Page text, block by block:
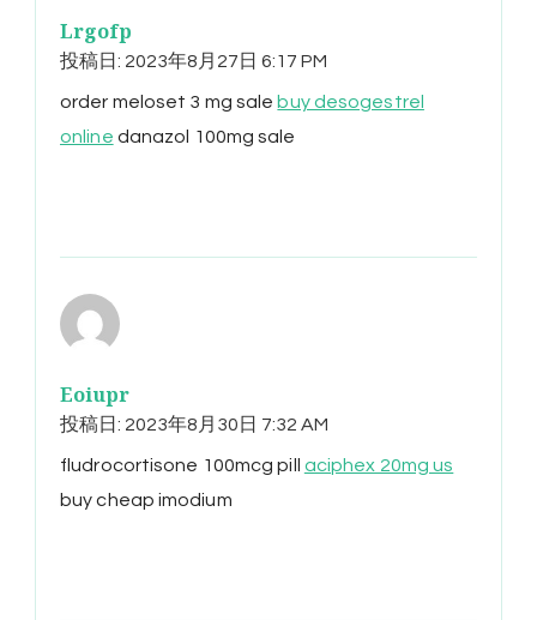
Lrgofp
投稿日: 2023年8月27日 6:17 PM
order meloset 3 mg sale buy desogestrel
online danazol 100mg sale
Eoiupr
投稿日: 2023年8月30日 7:32 AM
fludrocortisone 100mcg pill aciphex 20mg us
buy cheap imodium